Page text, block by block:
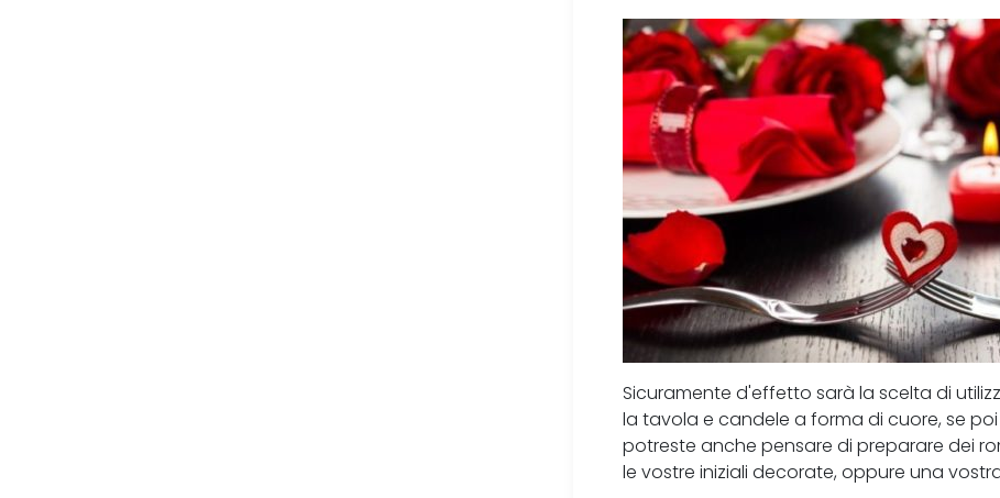
Sicuramente d'effetto sarà la scelta di
la tavola e candele a forma di cuore, se
potreste anche pensare di preparare dei
le vostre iniziali decorate, oppure una